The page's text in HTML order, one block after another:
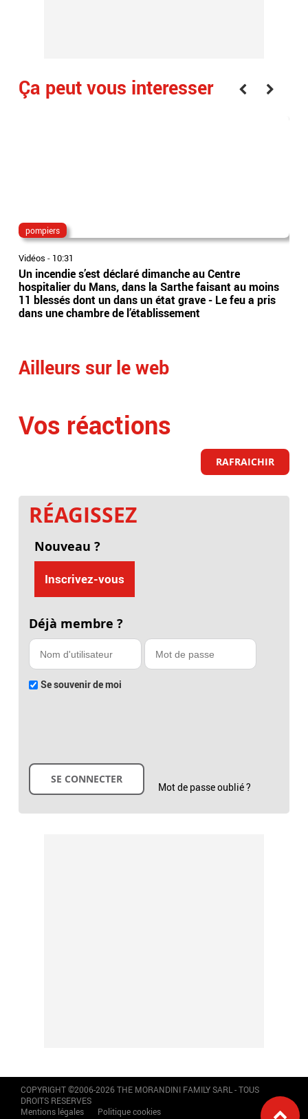
Ça peut vous interesser
pompiers
Vidéos - 10:31
Un incendie s’est déclaré dimanche au Centre
hospitalier du Mans, dans la Sarthe faisant au moins
11 blessés dont un dans un état grave - Le feu a pris
dans une chambre de l’établissement
Ailleurs sur le web
Vos réactions
RAFRAICHIR
RÉAGISSEZ
Nouveau ?
Inscrivez-vous
Déjà membre ?
Se souvenir de moi
Mot de passe oublié ?
COPYRIGHT ©2006-2026 THE MORANDINI FAMILY SARL - TOUS
DROITS RESERVES
Mentions légales
Politique cookies